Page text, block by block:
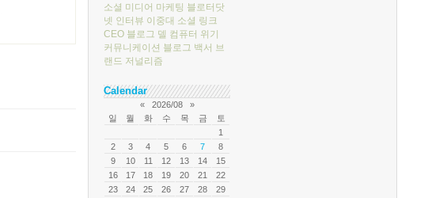
소셜 미디어 마케팅 블로터닷
넷 인터뷰 이중대 소셜 링크
CEO 블로그 델 컴퓨터 위기
커뮤니케이션 블로그 백서 브
랜드 저널리즘
Calendar
« 2026/08
»
일
월 화 수 목 금
토
1
2
3 4 5 6 7
8
9
10 11 12 13 14
15
16
17 18 19 20 21
22
23
24 25 26 27 28 29